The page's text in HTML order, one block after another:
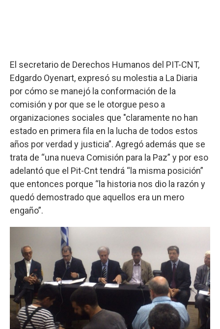
El secretario de Derechos Humanos del PIT-CNT,
Edgardo Oyenart, expresó su molestia a La Diaria
por cómo se manejó la conformación de la
comisión y por que se le otorgue peso a
organizaciones sociales que "claramente no han
estado en primera fila en la lucha de todos estos
años por verdad y justicia”. Agregó además que se
trata de “una nueva Comisión para la Paz” y por eso
adelantó que el Pit-Cnt tendrá “la misma posición”
que entonces porque “la historia nos dio la razón y
quedó demostrado que aquellos era un mero
engaño”.